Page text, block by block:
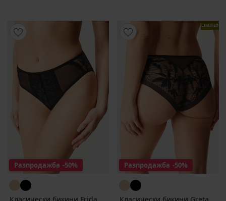
Разпродажба -50%
Класически бикини Frida
LIMITED
Разпродажба -50%
Класически бикини Greta